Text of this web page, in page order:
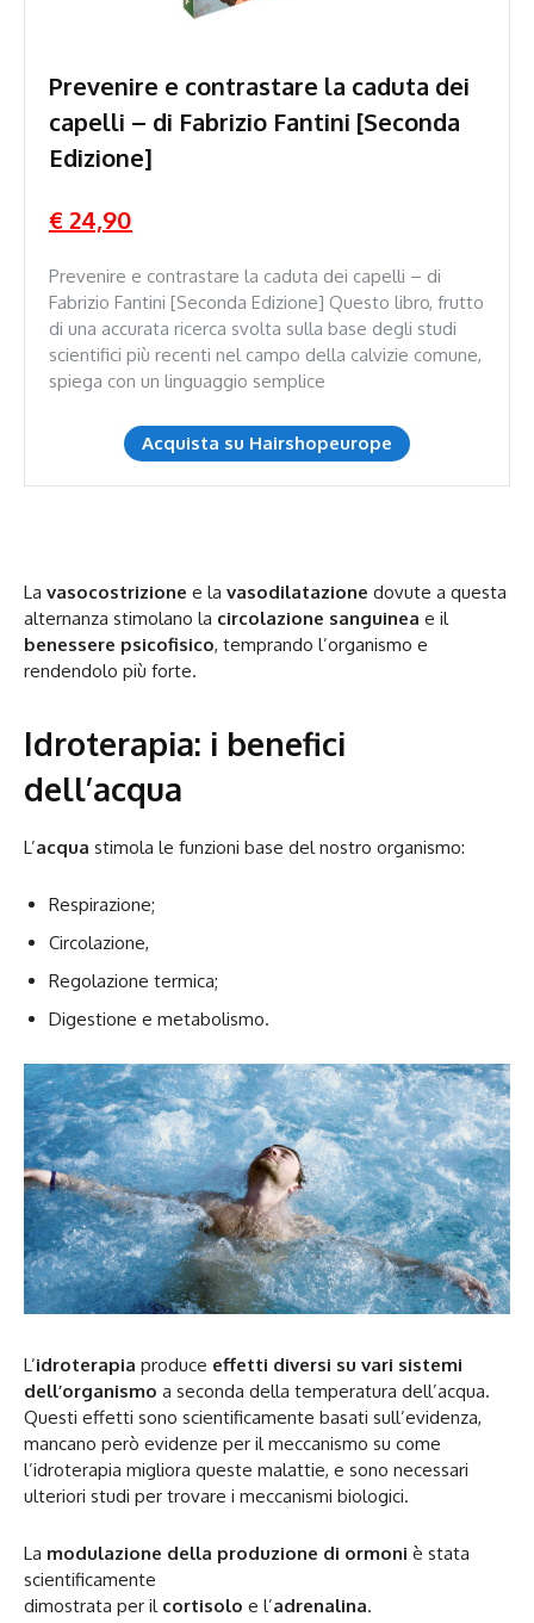
Prevenire e contrastare la caduta dei
capelli – di Fabrizio Fantini [Seconda
Edizione]
€ 24,90
Prevenire e contrastare la caduta dei capelli – di
Fabrizio Fantini [Seconda Edizione] Questo libro, frutto
di una accurata ricerca svolta sulla base degli studi
scientifici più recenti nel campo della calvizie comune,
spiega con un linguaggio semplice
Acquista su Hairshopeurope
La vasocostrizione e la vasodilatazione dovute a questa
alternanza stimolano la circolazione sanguinea e il
benessere psicofisico, temprando l’organismo e
rendendolo più forte.
Idroterapia: i benefici
dell’acqua
L’acqua stimola le funzioni base del nostro organismo:
Respirazione;
Circolazione,
Regolazione termica;
Digestione e metabolismo.
L’idroterapia produce effetti diversi su vari sistemi
dell’organismo a seconda della temperatura dell’acqua.
Questi effetti sono scientificamente basati sull’evidenza,
mancano però evidenze per il meccanismo su come
l’idroterapia migliora queste malattie, e sono necessari
ulteriori studi per trovare i meccanismi biologici.
La modulazione della produzione di ormoni è stata
scientificamente
dimostrata per il cortisolo e l’adrenalina.